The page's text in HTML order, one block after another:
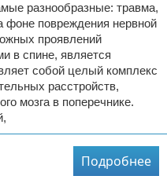
разнообразные: травма,
фоне повреждения нервной
проявлений
в спине, является
собой целый комплекс
расстройств,
мозга в поперечнике.
Подробнее